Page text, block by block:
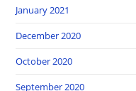
January 2021
December 2020
October 2020
September 2020